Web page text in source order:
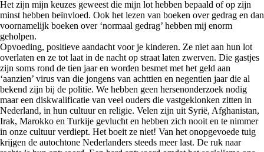
Het zijn mijn keuzes geweest die mijn lot hebben bepaald of op zijn
minst hebben beïnvloed. Ook het lezen van boeken over gedrag en dan
voornamelijk boeken over ‘normaal gedrag’ hebben mij enorm
geholpen.
Opvoeding, positieve aandacht voor je kinderen. Ze niet aan hun lot
overlaten en ze tot laat in de nacht op straat laten zwerven. Die gastjes
zijn soms rond de tien jaar en worden besmet met het geld aan
‘aanzien’ virus van die jongens van achttien en negentien jaar die al
bekend zijn bij de politie. We hebben geen hersenonderzoek nodig
maar een diskwalificatie van veel ouders die vastgeklonken zitten in
Nederland, in hun cultuur en religie. Velen zijn uit Syrië, Afghanistan,
Irak, Marokko en Turkije gevlucht en hebben zich nooit en te nimmer
in onze cultuur verdiept. Het boeit ze niet! Van het onopgevoede tuig
krijgen de autochtone Nederlanders steeds meer last. De ruk naar